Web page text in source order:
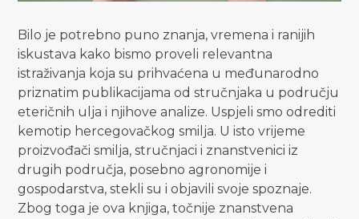
Bilo je potrebno puno znanja, vremena i ranijih
iskustava kako bismo proveli relevantna
istraživanja koja su prihvaćena u međunarodno
priznatim publikacijama od stručnjaka u području
eteričnih ulja i njihove analize. Uspjeli smo odrediti
kemotip hercegovačkog smilja. U isto vrijeme
proizvođači smilja, stručnjaci i znanstvenici iz
drugih područja, posebno agronomije i
gospodarstva, stekli su i objavili svoje spoznaje.
Zbog toga je ova knjiga, točnije znanstvena